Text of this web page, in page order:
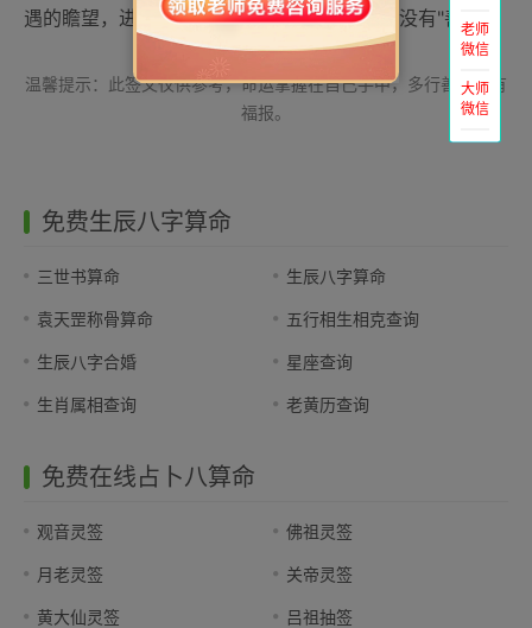
遇的瞻望，进而力有所指。种下"善因"，何愁没有"善果"！
温馨提示：此签文仅供参考，命运掌握在自己手中，多行善事自有
福报。
免费生辰八字算命
三世书算命 生辰八字算命
袁天罡称骨算命 五行相生相克查询
生辰八字合婚 星座查询
生肖属相查询 老黄历查询
免费在线占卜八算命
观音灵签 佛祖灵签
月老灵签 关帝灵签
黄大仙灵签 吕祖抽签
老师
微信
大师
微信